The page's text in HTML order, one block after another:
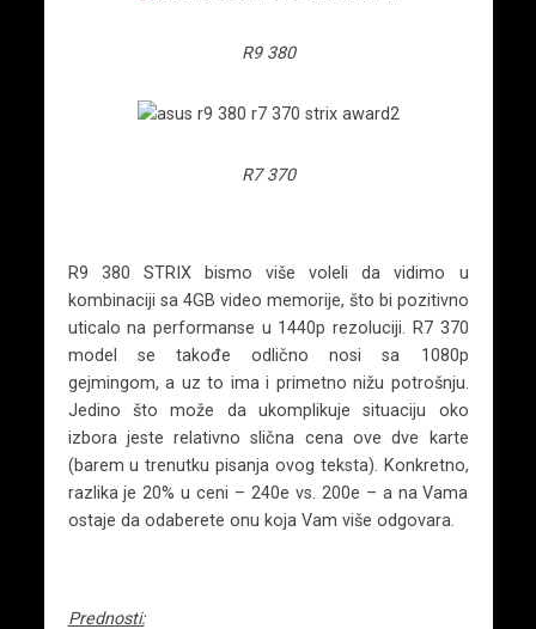
R9 380
R7 370
R9 380 STRIX bismo više voleli da vidimo u
kombinaciji sa 4GB video memorije, što bi pozitivno
uticalo na performanse u 1440p rezoluciji. R7 370
model se takođe odlično nosi sa 1080p
gejmingom, a uz to ima i primetno nižu potrošnju.
Jedino što može da ukomplikuje situaciju oko
izbora jeste relativno slična cena ove dve karte
(barem u trenutku pisanja ovog teksta). Konkretno,
razlika je 20% u ceni – 240e vs. 200e – a na Vama
ostaje da odaberete onu koja Vam više odgovara.
Prednosti: